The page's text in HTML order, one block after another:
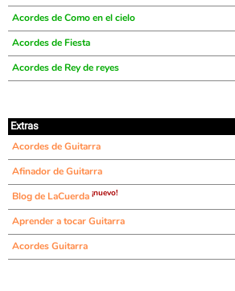
Acordes de Como en el cielo
Acordes de Fiesta
Acordes de Rey de reyes
Extras
Acordes de Guitarra
Afinador de Guitarra
Blog de LaCuerda ¡nuevo!
Aprender a tocar Guitarra
Acordes Guitarra